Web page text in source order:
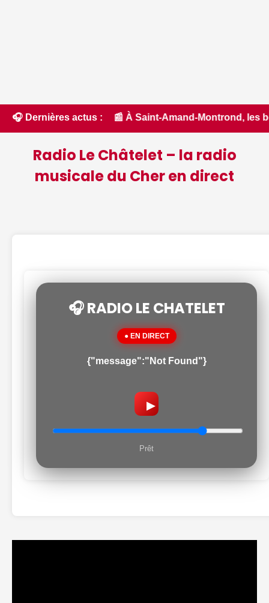
🎧 Dernières actus :
📰 À Saint-Amand-Montrond, les bénévoles
Radio Le Châtelet – la radio
musicale du Cher en direct
🎧 RADIO LE CHATELET
● EN DIRECT
{"message":"Not Found"}
▶
Prêt